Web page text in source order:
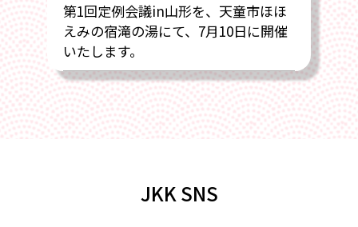
第1回定例会議in山形を、天童市ほほ
えみの宿滝の湯にて、7月10日に開催
いたします。
2025/02/22
4月17日、2025年総会を全国旅館会館
にて開催します
2月18日、第6回定例会議in福岡が開催
JKK SNS